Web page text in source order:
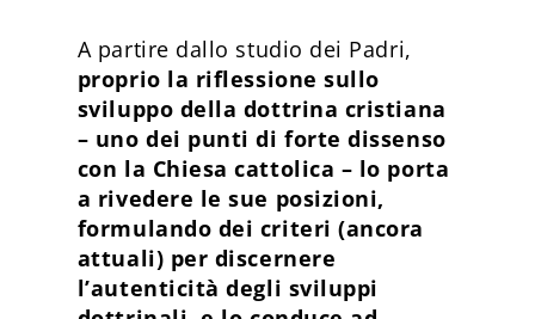
A partire dallo studio dei Padri,
proprio la riflessione sullo
sviluppo della dottrina cristiana
– uno dei punti di forte dissenso
con la Chiesa cattolica – lo porta
a rivedere le sue posizioni,
formulando dei criteri (ancora
attuali) per discernere
l’autenticità degli sviluppi